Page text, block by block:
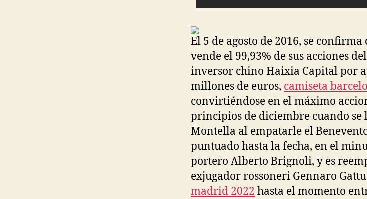
El 5 de agosto de 2016, se
vende el 99,93% de sus acciones
inversor chino Haixia Capital por
millones de euros, camiseta
convirtiéndose en el máximo
principios de diciembre cuando se
Montella al empatarle el
puntuado hasta la fecha, en el
portero Alberto Brignoli, y es
exjugador rossoneri Gennaro
madrid 2022 hasta el momento